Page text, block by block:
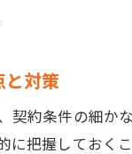
と対策
契約条件の細か
把握しておくこ